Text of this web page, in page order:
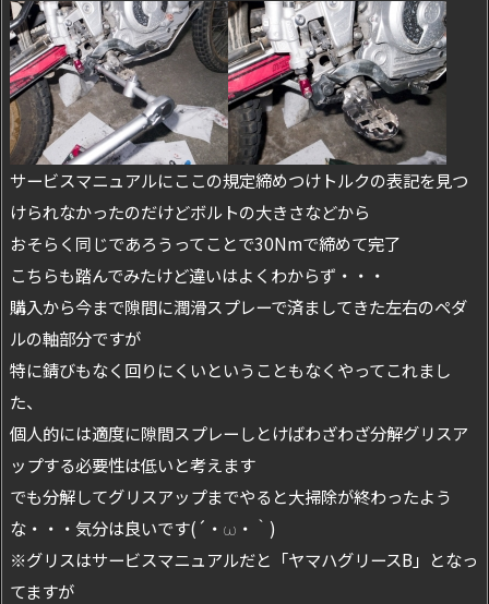
サービスマニュアルにここの規定締めつけトルクの表記を見つ
けられなかったのだけどボルトの大きさなどから
おそらく同じであろうってことで30Nmで締めて完了
こちらも踏んでみたけど違いはよくわからず・・・
購入から今まで隙間に潤滑スプレーで済ましてきた左右のペダ
ルの軸部分ですが
特に錆びもなく回りにくいということもなくやってこれまし
た、
個人的には適度に隙間スプレーしとけばわざわざ分解グリスア
ップする必要性は低いと考えます
でも分解してグリスアップまでやると大掃除が終わったよう
な・・・気分は良いです(´・ω・｀)
※グリスはサービスマニュアルだと「ヤマハグリースB」となっ
てますが